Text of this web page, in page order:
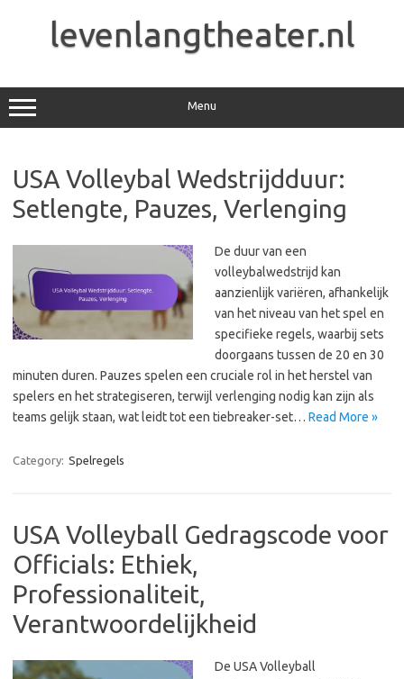
levenlangtheater.nl
Menu
USA Volleybal Wedstrijdduur:
Setlengte, Pauzes, Verlenging
De duur van een
volleybalwedstrijd kan
aanzienlijk variëren, afhankelijk
van het niveau van het spel en
specifieke regels, waarbij sets
doorgaans tussen de 20 en 30
minuten duren. Pauzes spelen een cruciale rol in het herstel van
spelers en het strategiseren, terwijl verlenging nodig kan zijn als
teams gelijk staan, wat leidt tot een tiebreaker-set… Read More »
Category: Spelregels
USA Volleyball Gedragscode voor
Officials: Ethiek,
Professionaliteit,
Verantwoordelijkheid
De USA Volleyball